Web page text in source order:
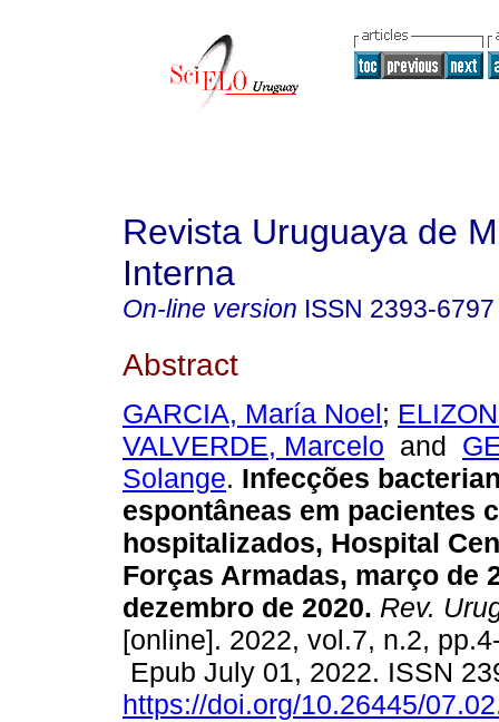
Revista Uruguaya de
Interna
On-line version ISSN 2393-6797
Abstract
GARCIA, María Noel;
VALVERDE, Marcelo and
Solange. Infecções
espontâneas em pacientes
hospitalizados, Hospital
Forças Armadas, março de
dezembro de 2020. Rev.
[online]. 2022, vol.7, n.2,
Epub July 01, 2022. ISSN
https://doi.org/10.26445/